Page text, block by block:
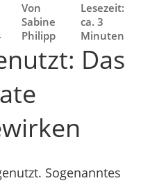
Von
Sabine
Philipp
Lesezeit:
ca. 3
Minuten
Das
Sogenanntes